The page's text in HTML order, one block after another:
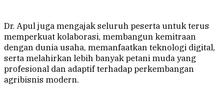
Dr. Apul juga mengajak seluruh peserta untuk terus
memperkuat kolaborasi, membangun kemitraan
dengan dunia usaha, memanfaatkan teknologi digital,
serta melahirkan lebih banyak petani muda yang
profesional dan adaptif terhadap perkembangan
agribisnis modern.